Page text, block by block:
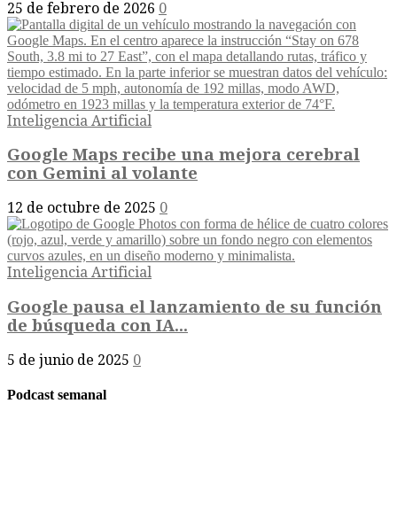
25 de febrero de 2026 0
Inteligencia Artificial
Google Maps recibe una mejora cerebral
con Gemini al volante
12 de octubre de 2025 0
Inteligencia Artificial
Google pausa el lanzamiento de su función
de búsqueda con IA...
5 de junio de 2025 0
Podcast semanal